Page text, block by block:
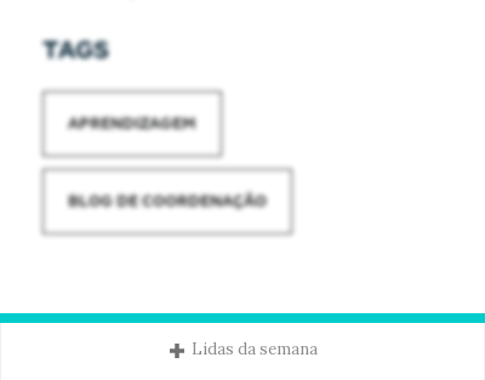
TAGS
APRENDIZAGEM
BLOG DE COORDENAÇÃO
Lidas da semana